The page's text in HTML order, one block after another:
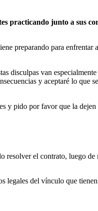
practicando junto a sus
preparando para
disculpas van
y aceptaré lo que
y pido por favor que la
el contrato, luego de
legales del vínculo que tienen